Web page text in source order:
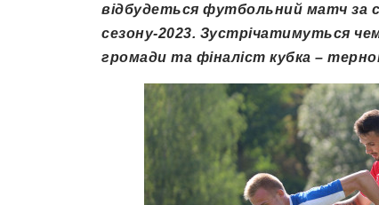
відбудеться футбольний матч за
сезону-2023. Зустрічатимуться
громади та фіналіст кубка –